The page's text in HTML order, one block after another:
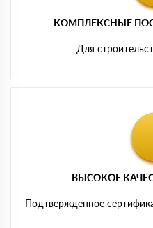
КОМПЛЕКСНЫЕ
Для
ВЫСОКОЕ
Подтвержденное